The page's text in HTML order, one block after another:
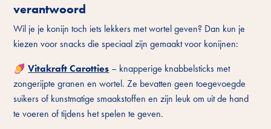
verantwoord
Wil je je konijn toch iets lekkers met wortel geven? Dan kun je
kiezen voor snacks die speciaal zijn gemaakt voor konijnen:
🍠Vitakraft Carotties – knapperige knabbelsticks met
zongerijpte granen en wortel. Ze bevatten geen toegevoegde
suikers of kunstmatige smaakstoffen en zijn leuk om uit de hand
te voeren of tijdens het spelen te geven.